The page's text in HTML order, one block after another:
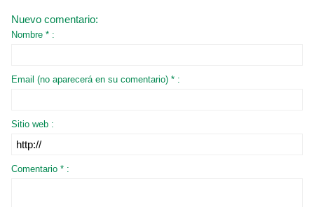
Nuevo comentario:
Nombre * :
Email (no aparecerá en su comentario) * :
Sitio web :
Comentario * :